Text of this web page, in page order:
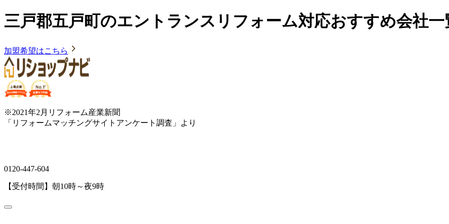
三戸郡五戸町のエントランスリフォーム対応おすすめ会社一
加盟希望はこちら
※2021年2月リフォーム産業新聞
「リフォームマッチングサイトアンケート調査」より
0120-447-604
【受付時間】朝10時～夜9時